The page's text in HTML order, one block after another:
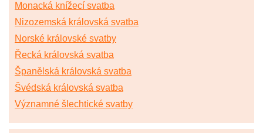
Monacká knížecí svatba
Nizozemská královská svatba
Norské královské svatby
Řecká královská svatba
Španělská královská svatba
Švédská královská svatba
Významné šlechtické svatby